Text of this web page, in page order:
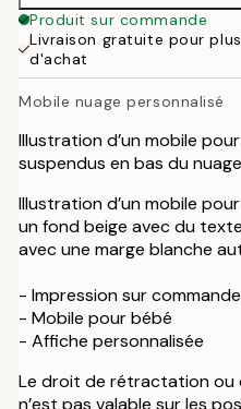
50x70 cm
Produit sur commande
Livraison gratuite pour
d'achat
Mobile nuage personnalisé
Illustration d’un mobile
suspendus en bas du nuage
Illustration d’un mobile
un fond beige avec du
avec une marge blanche
- Impression sur commande
- Mobile pour bébé
- Affiche personnalisée
Le droit de rétractation ou
n’est pas valable sur les